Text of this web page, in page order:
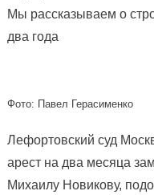
Мы рассказываем о
два года
Фото: Павел Герасименко
Лефортовский суд
арест на два месяца
Михаилу Новикову,